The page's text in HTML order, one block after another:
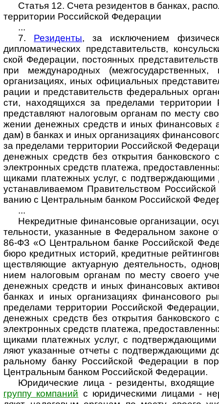
Статья 12. Счета резидентов в банках,
территории Российской Федерации
...
7. Резиденты, за исключением
диплома­ти­чес­ких пред­ста­ви­тельств,
ской Феде­ра­ции, посто­ян­ных
при меж­ду­на­род­ных (меж­го­су­дар­ст­вен­ных,
орга­ни­за­циях, иных офи­ци­аль­ных
ра­ции и пред­ста­ви­тельств феде­ра­ль­ных
сти, нахо­дя­щи­хся за пре­де­лами тер­ри­то­рии
пред­став­ляют нало­го­вым орга­нам по месту
же­нии денеж­ных средств и иных финан­со­вых
дам) в бан­ках и иных орга­ни­за­циях
за пре­де­лами тер­ри­то­рии Рос­сий­ской
денеж­ных средств без откры­тия бан­ков­ского
эле­кт­рон­ных средств пла­тежа,
щи­ками пла­теж­ных услуг, с
уста­нав­ли­ва­емом Пра­ви­тель­ст­вом
ва­нию с Цент­раль­ным бан­ком Рос­сий­ской
...
Некредитные финансовые организации,
тель­но­сти, ука­зан­ные в Феде­раль­ном
86-ФЗ «О Цент­раль­ном банке Рос­сий­ской
бюро кре­дит­ных исто­рий, кре­дит­ные
щест­вля­ю­щие акту­ар­ную дея­тель­ность,
нием нало­го­вым орга­нам по месту сво­его
денеж­ных сред­ств и иных финан­со­вых
бан­ках и иных орга­ни­за­циях финан­со­вого
пре­де­лами тер­ри­то­рии Рос­сий­ской
денеж­ных средств без откры­тия бан­ков­ского
эле­кт­рон­ных средств пла­тежа,
щи­ками пла­теж­ных услуг, с
ляют ука­зан­ные отчеты с под­тверж­даю­щими
раль­ному банку Рос­сий­ской Феде­ра­ции в
Цент­раль­ным бан­ком Рос­сий­ской Феде­рации.
Юридические лица - резиденты,
группу ком­па­ний с юри­ди­чес­кими лицами -